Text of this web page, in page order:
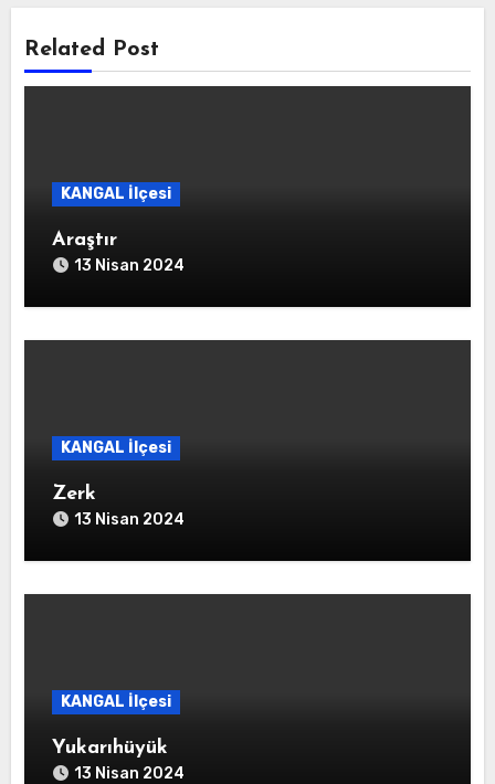
Related Post
KANGAL İlçesi
Araştır
13 Nisan 2024
KANGAL İlçesi
Zerk
13 Nisan 2024
KANGAL İlçesi
Yukarıhüyük
13 Nisan 2024